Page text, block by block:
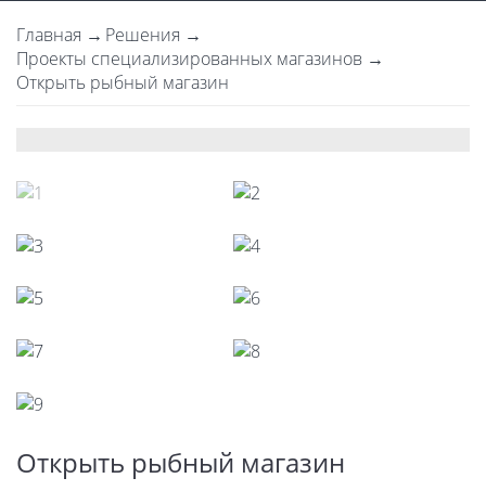
Главная
Решения
Проекты специализированных магазинов
Открыть рыбный магазин
Открыть рыбный магазин